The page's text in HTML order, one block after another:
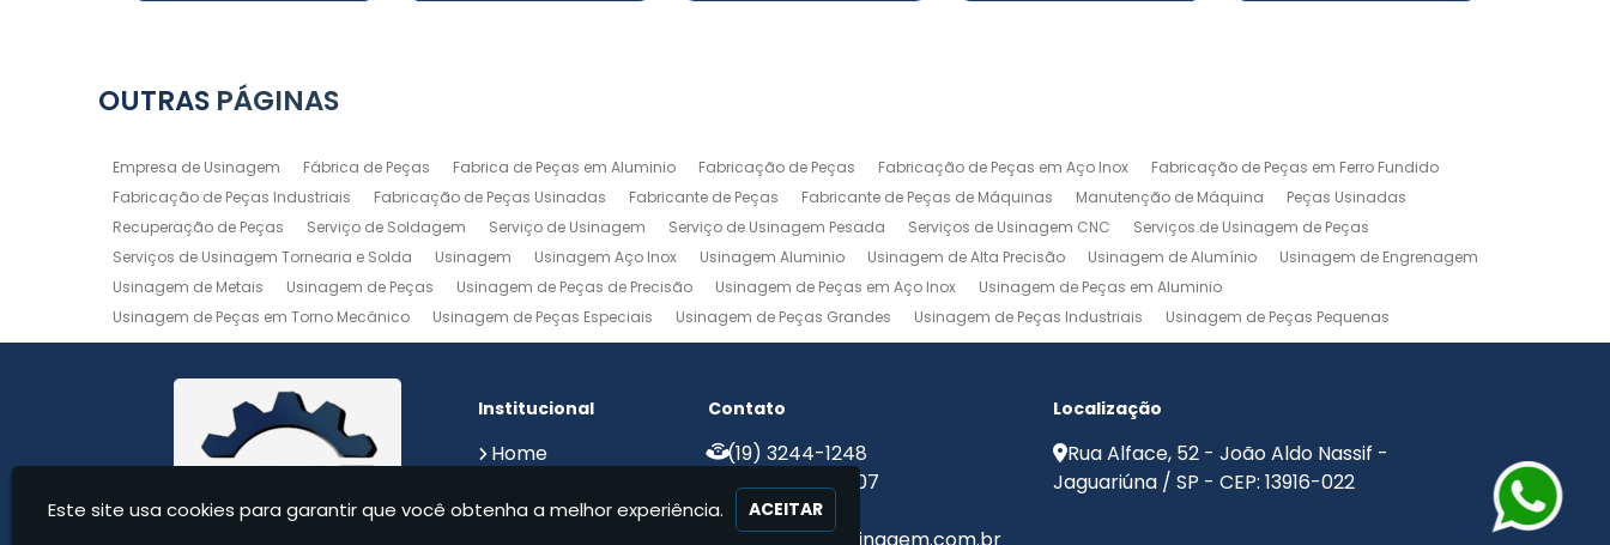
OUTRAS PÁGINAS
Empresa de Usinagem Fábrica de Peças Fabrica de Peças em Aluminio Fabricação de Peças Fabricação de Peças em Aço Inox
Fabricação de Peças em Ferro Fundido
Fabricação de Peças Industriais
Fabricação de Peças Usinadas Fabricante de Peças Fabricante de Peças de Máquinas Manutenção de Máquina
Peças Usinadas
Recuperação de Peças
Serviço de Soldagem Serviço de Usinagem Serviço de Usinagem Pesada Serviços de Usinagem CNC
Serviços de Usinagem de Peças
Serviços de Usinagem Tornearia e Solda
Usinagem Usinagem Aço Inox Usinagem Aluminio Usinagem de Alta Precisão Usinagem de Alumínio
Usinagem de Engrenagem
Usinagem de Metais
Usinagem de Peças Usinagem de Peças de Precisão Usinagem de Peças em Aço Inox
Usinagem de Peças em Aluminio
Usinagem de Peças em Torno Mecânico
Usinagem de Peças Especiais Usinagem de Peças Grandes Usinagem de Peças Industriais
Usinagem de Peças Pequenas
Usinagem de Precisão
Usinagem em Aluminio Usinagem Ferramentaria Usinagem Fresa Usinagem Fresamento Usinagem Industrial
Usinagem Leve
Usinagem Maquinas
Usinagem Mecanica
Institucional
Home
Serviços
Contato
(19) 3244-1248
(19) 99775-8907
Localização
Rua Alface, 52 - João Aldo Nassif -
Jaguariúna / SP - CEP: 13916-022
Este site usa cookies para garantir que você obtenha a melhor experiência. ACEITAR